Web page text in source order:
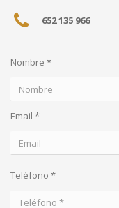
652 135 966
Nombre *
Email *
Teléfono *